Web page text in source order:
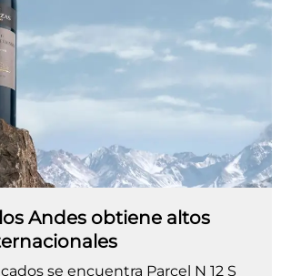
Andes obtiene altos
se encuentra Parcel N 12 S